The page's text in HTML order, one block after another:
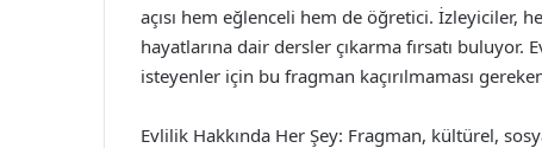
açısı hem eğlenceli hem de öğretici. İzleyiciler,
hayatlarına dair dersler çıkarma fırsatı
isteyenler için bu fragman kaçırılmaması
Evlilik Hakkında Her Şey: Fragman, kültürel,